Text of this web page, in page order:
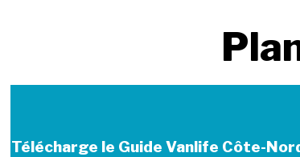
Télécharge le Guide Vanlife Côte-